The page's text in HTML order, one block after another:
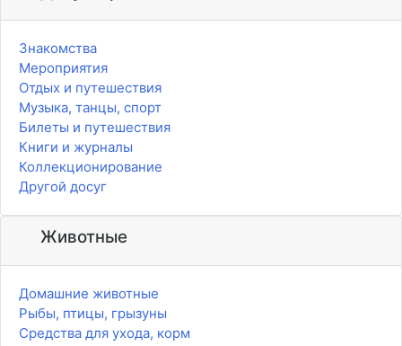
Знакомства
Мероприятия
Отдых и путешествия
Музыка, танцы, спорт
Билеты и путешествия
Книги и журналы
Коллекционирование
Другой досуг
Животные
Домашние животные
Рыбы, птицы, грызуны
Средства для ухода, корм